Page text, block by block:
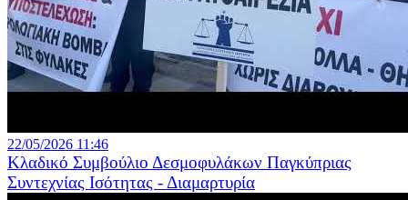
22/05/2026 11:46
Κλαδικό Συμβούλιο Δεσμοφυλάκων Παγκύπριας
Συντεχνίας Ισότητας - Διαμαρτυρία